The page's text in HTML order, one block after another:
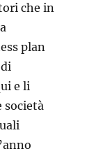
che in
plan
e li
società